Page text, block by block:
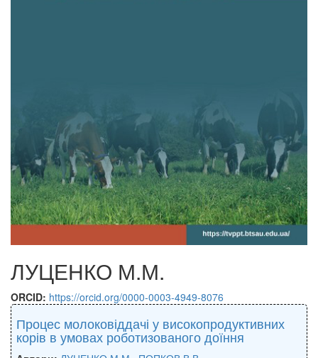
ЛУЦЕНКО М.М.
ORCID: https://orcid.org/0000-0003-4949-8076
Процес молоковіддачі у високопродуктивних
корів в умовах роботизованого доїння